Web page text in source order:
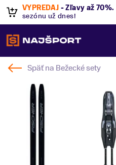
VÝPREDAJ - Zľavy až 70%.
sezónu už dnes!
Späť na Bežecké sety